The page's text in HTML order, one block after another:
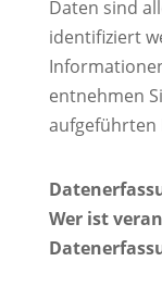
Daten sind
identifiziert
entnehmen
aufgeführten
Wer ist